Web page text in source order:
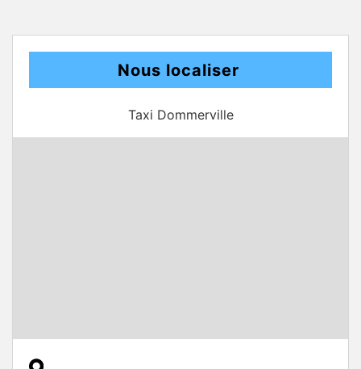
Nous localiser
Taxi Dommerville